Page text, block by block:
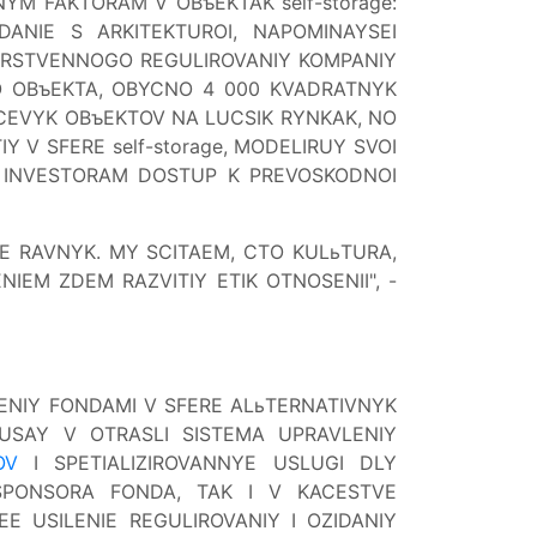
S ARKITEKTUROI, NAPOMINAYSEI
REGULIROVANIY KOMPANIY
OBYCNO 4 000 KVADRATNYK
OBъEKTOV NA LUCSIK RYNKAK, NO
V SFERE self-storage, MODELIRUY SVOI
DOSTUP K PREVOSKODNOI
MY SCITAEM, CTO KULьTURA,
ZDEM RAZVITIY ETIK OTNOSENII", -
FONDAMI V SFERE ALьTERNATIVNYK
V OTRASLI SISTEMA UPRAVLENIY
I SPETIALIZIROVANNYE USLUGI DLY
FONDA, TAK I V KACESTVE
USILENIE REGULIROVANIY I OZIDANIY